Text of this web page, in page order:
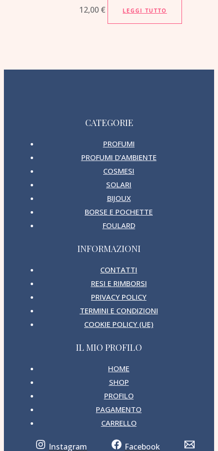
12,00 € LEGGI TUTTO
CATEGORIE
PROFUMI
PROFUMI D’AMBIENTE
COSMESI
SOLARI
BIJOUX
BORSE E POCHETTE
FOULARD
INFORMAZIONI
CONTATTI
RESI E RIMBORSI
PRIVACY POLICY
TERMINI E CONDIZIONI
COOKIE POLICY (UE)
IL MIO PROFILO
HOME
SHOP
PROFILO
PAGAMENTO
CARRELLO
Instagram Facebook